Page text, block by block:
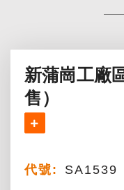
新蒲崗工廠
售）
代號:
SA1539